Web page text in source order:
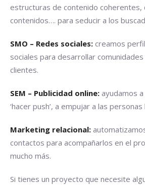
estructuras de contenido coherentes,
contenidos…. para seducir a los
SMO – Redes sociales: creamos
sociales para desarrollar
clientes.
SEM – Publicidad online: ayudamos
‘hacer push’, a empujar a las personas
Marketing relacional:
contactos para acompañarlos en el
mucho más.
Si tienes un proyecto que necesite